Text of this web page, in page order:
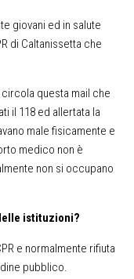
giovani ed in salute
di Caltanissetta che
questa mail che
il 118 ed allertata la
male fisicamente e
medico non è
non si occupano
istituzioni?
e normalmente rifiuta
pubblico.